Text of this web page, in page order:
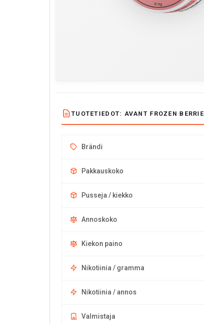
TUOTETIEDOT: AVANT FROZEN
Brändi
Pakkauskoko
Pusseja / kiekko
Annoskoko
Kiekon paino
Nikotiinia / gramma
Nikotiinia / annos
Valmistaja